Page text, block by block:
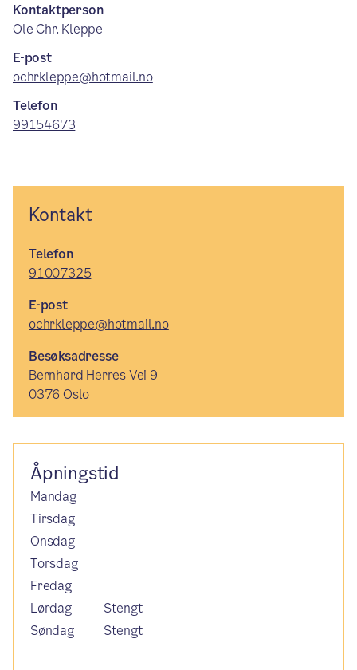
Kontaktperson
Ole Chr. Kleppe
E-post
ochrkleppe@hotmail.no
Telefon
99154673
Kontakt
Telefon
91007325
E-post
ochrkleppe@hotmail.no
Besøksadresse
Bernhard Herres Vei 9
0376 Oslo
Åpningstid
Mandag
Tirsdag
Onsdag
Torsdag
Fredag
Lørdag
Stengt
Søndag
Stengt